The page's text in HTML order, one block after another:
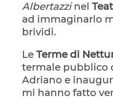
Albertazzinel
ad immaginarlo
brividi.
Le Terme di
termale pubblico
Adriano e
mi hanno fatto